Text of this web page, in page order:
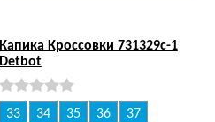
Капика Кроссовки 731329с-1
Detbot
33 34 35 36 37